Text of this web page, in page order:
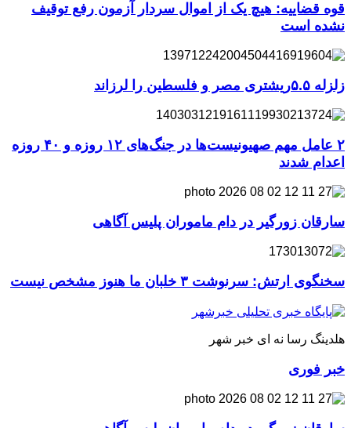
قوه قضاییه: هیچ یک از اموال سردار آزمون رفع توقیف
نشده است
زلزله ۵.۵ریشتری مصر و فلسطین را لرزاند
۲ عامل مهم صهیونیست‌ها در جنگ‌های ۱۲ روزه و ۴۰ روزه
اعدام شدند
سارقان زورگیر در دام ماموران پلیس آگاهی
سخنگوی ارتش: سرنوشت ۳ خلبان ما هنوز مشخص نیست
هلدینگ رسا نه ای خبر شهر
خبر فوری